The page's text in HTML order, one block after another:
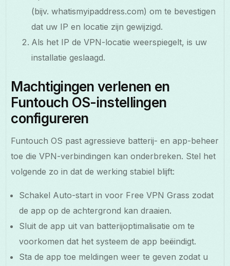
(bijv. whatismyipaddress.com) om te bevestigen
dat uw IP en locatie zijn gewijzigd.
Als het IP de VPN-locatie weerspiegelt, is uw
installatie geslaagd.
Machtigingen verlenen en
Funtouch OS-instellingen
configureren
Funtouch OS past agressieve batterij- en app-beheer
toe die VPN-verbindingen kan onderbreken. Stel het
volgende zo in dat de werking stabiel blijft:
Schakel Auto-start in voor Free VPN Grass zodat
de app op de achtergrond kan draaien.
Sluit de app uit van batterijoptimalisatie om te
voorkomen dat het systeem de app beëindigt.
Sta de app toe meldingen weer te geven zodat u